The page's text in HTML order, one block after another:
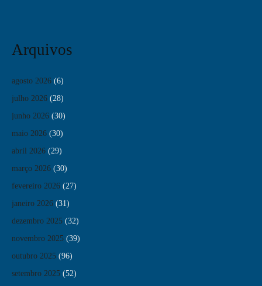
Arquivos
agosto 2026 (6)
julho 2026 (28)
junho 2026 (30)
maio 2026 (30)
abril 2026 (29)
março 2026 (30)
fevereiro 2026 (27)
janeiro 2026 (31)
dezembro 2025 (32)
novembro 2025 (39)
outubro 2025 (96)
setembro 2025 (52)